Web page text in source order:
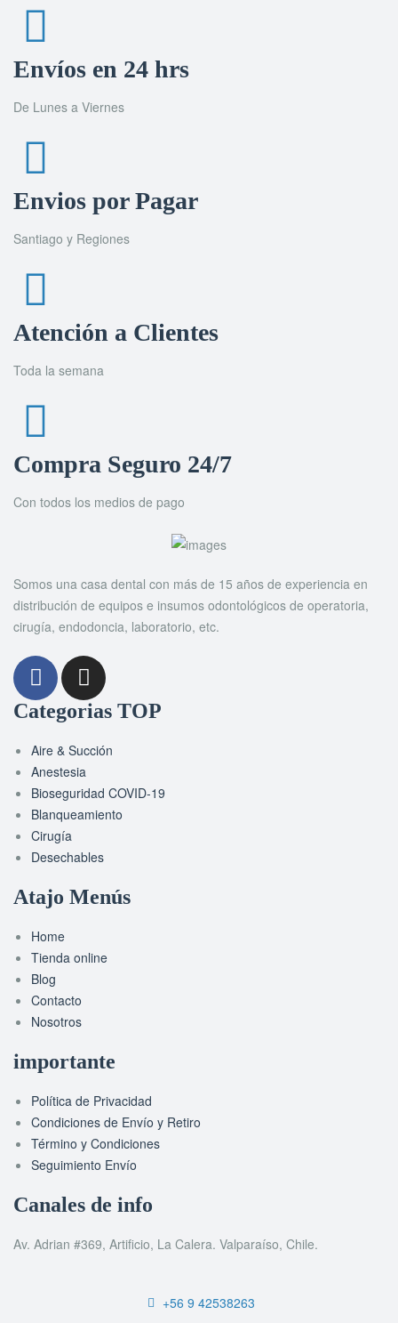
Envíos en 24 hrs
De Lunes a Viernes
Envios por Pagar
Santiago y Regiones
Atención a Clientes
Toda la semana
Compra Seguro 24/7
Con todos los medios de pago
Somos una casa dental con más de 15 años de experiencia en
distribución de equipos e insumos odontológicos de operatoria,
cirugía, endodoncia, laboratorio, etc.
Categorias TOP
Aire & Succión
Anestesia
Bioseguridad COVID-19
Blanqueamiento
Cirugía
Desechables
Atajo Menús
Home
Tienda online
Blog
Contacto
Nosotros
importante
Política de Privacidad
Condiciones de Envío y Retiro
Término y Condiciones
Seguimiento Envío
Canales de info
Av. Adrian #369, Artificio, La Calera. Valparaíso, Chile.
+56 9 42538263